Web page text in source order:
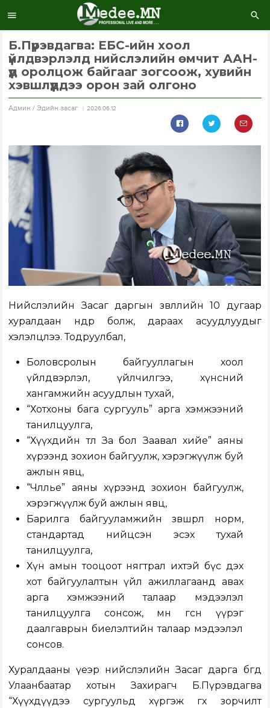
Б.Пүрэвдагва: ЕБС-ийн хоол
үйлдвэрлэлд нийслэлийн өмчит ААН-
үүд оролцож байгааг зогсоож, хувийн
хэвшлүүддээ орон зай олгоно
Aдмин / Эдийн засаг 2026.06.12
Нийслэлийн Засаг даргын зөвлөлийн 10 дугаар
хуралдаан өнөөдөр болж, дараах асуудлуудыг
хэлэлцлээ. Тодруулбал,
Боловсролын байгууллагын хоол
үйлдвэрлэл, үйлчилгээ, хүнсний
хангамжийн асуудлын тухай,
“Хотхоны бага сургууль” арга хэмжээний
танилцуулга,
“Хүүхдийн төлөө За бол Заавал хийе” аяны
хүрээнд зохион байгуулж, хэрэгжүүлж буй
ажлын явц,
“Чөлөөлье” аяны хүрээнд зохион байгуулж,
хэрэгжүүлж буй ажлын явц,
Барилга байгууламжийн зөвшөөрөл норм,
стандартад нийцсэн эсэх тухай
танилцуулга,
Хүн амын тооцоот нягтрал ихтэй бүс дэх
хот байгуулалтын үйл ажиллагаанд авах
арга хэмжээний талаар мэдээлэл
танилцуулга сонсож, өмнө өгсөн үүрэг
даалгаврын биелэлтийн талаар мэдээлэл
сонсов.
Хуралдааны үеэр нийслэлийн Засаг дарга бөгөөд
Улаанбаатар хотын Захирагч Б.Пүрэвдагва
“Хүүхдүүдээ сургуульд хүргэж өгөх зорчилт